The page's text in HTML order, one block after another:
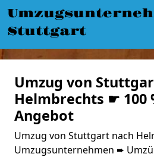
Stuttgart
Umzug von
Helmbrechts ☛ 100
Angebot
Umzug von Stuttgart nach
Umzugsunternehmen ➨